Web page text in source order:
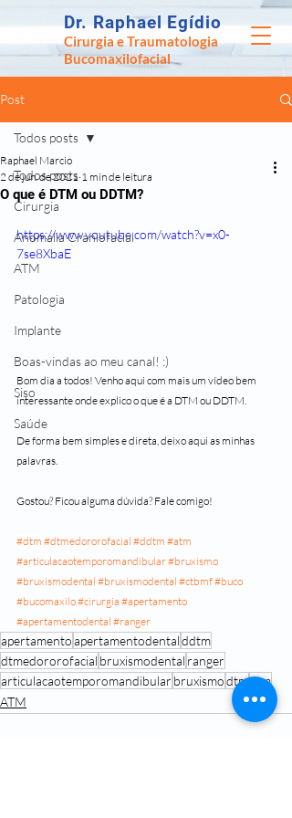
Dr. Raphael Egídio
Cirurgia e Traumatologia
Bucomaxilofacial
Post
Todos posts
Cirurgia
Anomalia Craniofacial
ATM
Patologia
Implante
Boas-vindas ao meu canal! :)
Siso
Saúde
Todos posts
O que é DTM ou DDTM?
Raphael Marcio
2 de jun. de 2021 1 min de leitura
https://www.youtube.com/watch?v=x0-
7se8XbaE
Bom dia a todos! Venho aqui com mais um vídeo bem
interessante onde explico o que é a DTM ou DDTM.
De forma bem simples e direta, deixo aqui as minhas
palavras.
Gostou? Ficou alguma dúvida? Fale comigo!
#dtm #dtmedororofacial #ddtm #atm
#articulacaotemporomandibular#bruxismo
#bruxismodental #bruxismodental #ctbmf#buco
#bucomaxilo#cirurgia #apertamento
#apertamentodental #ranger
apertamentoapertamentodentalddtm
dtmedororofacial bruxismodental ranger
articulacaotemporomandibular bruxismodtmatm
ATM